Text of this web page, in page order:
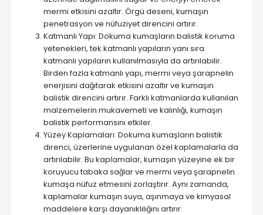
mermi etkisini azaltır. Örgü deseni, kumaşın
penetrasyon ve nüfuziyet direncini artırır.
Katmanlı Yapı: Dokuma kumaşların balistik koruma
yetenekleri, tek katmanlı yapıların yanı sıra
katmanlı yapıların kullanılmasıyla da artırılabilir.
Birden fazla katmanlı yapı, mermi veya şarapnelin
enerjisini dağıtarak etkisini azaltır ve kumaşın
balistik direncini artırır. Farklı katmanlarda kullanılan
malzemelerin mukavemeti ve kalınlığı, kumaşın
balistik performansını etkiler.
Yüzey Kaplamaları: Dokuma kumaşların balistik
direnci, üzerlerine uygulanan özel kaplamalarla da
artırılabilir. Bu kaplamalar, kumaşın yüzeyine ek bir
koruyucu tabaka sağlar ve mermi veya şarapnelin
kumaşa nüfuz etmesini zorlaştırır. Aynı zamanda,
kaplamalar kumaşın suya, aşınmaya ve kimyasal
maddelere karşı dayanıklılığını artırır.